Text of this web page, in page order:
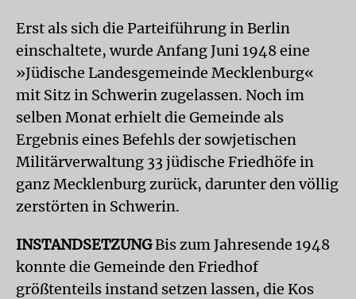
Erst als sich die Parteiführung in Berlin
einschaltete, wurde Anfang Juni 1948 eine
»Jüdische Landesgemeinde Mecklenburg«
mit Sitz in Schwerin zugelassen. Noch im
selben Monat erhielt die Gemeinde als
Ergebnis eines Befehls der sowjetischen
Militärverwaltung 33 jüdische Friedhöfe in
ganz Mecklenburg zurück, darunter den völlig
zerstörten in Schwerin.
INSTANDSETZUNGBis zum Jahresende 1948
konnte die Gemeinde den Friedhof
größtenteils instand setzen lassen, die Kos